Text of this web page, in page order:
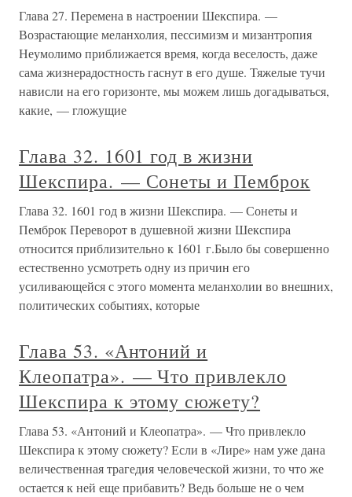
Глава 27. Перемена в настроении Шекспира. —
Возрастающие меланхолия, пессимизм и мизантропия
Неумолимо приближается время, когда веселость, даже
сама жизнерадостность гаснут в его душе. Тяжелые тучи
нависли на его горизонте, мы можем лишь догадываться,
какие, — гложущие
Глава 32. 1601 год в жизни
Шекспира. — Сонеты и Пемброк
Глава 32. 1601 год в жизни Шекспира. — Сонеты и
Пемброк Переворот в душевной жизни Шекспира
относится приблизительно к 1601 г.Было бы совершенно
естественно усмотреть одну из причин его
усиливающейся с этого момента меланхолии во внешних,
политических событиях, которые
Глава 53. «Антоний и
Клеопатра». — Что привлекло
Шекспира к этому сюжету?
Глава 53. «Антоний и Клеопатра». — Что привлекло
Шекспира к этому сюжету? Если в «Лире» нам уже дана
величественная трагедия человеческой жизни, то что же
остается к ней еще прибавить? Ведь больше не о чем